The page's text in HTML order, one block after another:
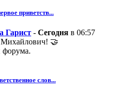
приветств...
Гарист - Сегодня в 06:57
🤝
форума.
слов...